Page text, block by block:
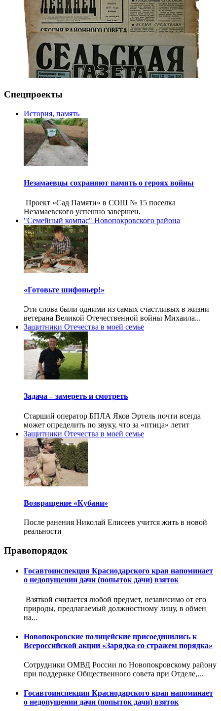
Спецпроекты
История, память
Незамаевцы сохраняют память о героях войны
Проект «Сад Памяти» в СОШ № 15 поселка
Незамаевского успешно завершен.
"Семейный компас" Новопокровского района
«Готовьте шифоньер!»
Эти слова были одними из самых счастливых в жизни
ветерана Великой Отечественной войны Михаила...
Защитники Отечества в моей семье
Задача – замереть и смотреть
Старший оператор БПЛА Яков Эртель почти всегда
может определить по звуку, что за «птица» летит
Защитники Отечества в моей семье
Возвращение «Кубани»
После ранения Николай Елисеев учится жить в новой
реальности
Правопорядок
Госавтоинспекция Краснодарского края напоминает
о недопущении дачи (попыток дачи) взяток
Взяткой считается любой предмет, независимо от его
природы, предлагаемый должностному лицу, в обмен
на...
Новопокровские полицейские присоединились к
Всероссийской акции «Зарядка со стражем порядка»
Сотрудники ОМВД России по Новопокровскому району
при поддержке Общественного совета при Отделе,...
Госавтоинспекция Краснодарского края напоминает
о недопущении дачи (попыток дачи) взяток